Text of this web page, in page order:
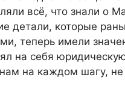
всё, что знали о
детали, которые
теперь имели
на себя
на каждом шагу,